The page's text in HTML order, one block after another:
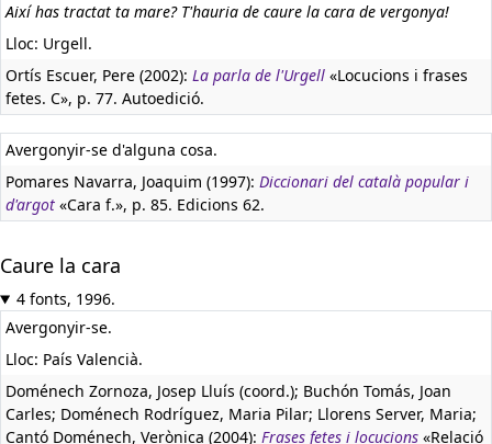
Així has tractat ta mare? T'hauria de caure la cara de vergonya!
Lloc: Urgell.
Ortís Escuer, Pere (2002): La parla de l'Urgell «Locucions i frases
fetes. C», p. 77. Autoedició.
Avergonyir-se d'alguna cosa.
Pomares Navarra, Joaquim (1997): Diccionari del català popular i
d'argot «Cara f.», p. 85. Edicions 62.
Caure la cara
4 fonts, 1996.
Avergonyir-se.
Lloc: País Valencià.
Doménech Zornoza, Josep Lluís (coord.); Buchón Tomás, Joan
Carles; Doménech Rodríguez, Maria Pilar; Llorens Server, Maria;
Cantó Doménech, Verònica (2004): Frases fetes i locucions «Relació